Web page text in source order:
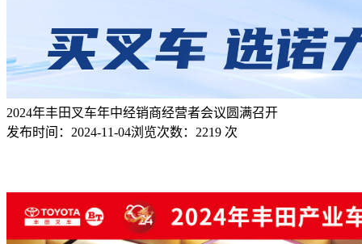
2024年丰田叉车年中经销商经营者会议圆满召开
发布时间： 2024-11-04浏览次数： 2219 次